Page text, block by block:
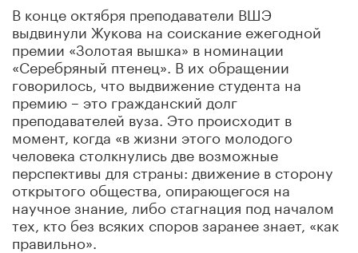
В конце октября преподаватели ВШЭ
выдвинули Жукова на соискание ежегодной
премии «Золотая вышка» в номинации
«Серебряный птенец». В их обращении
говорилось, что выдвижение студента на
премию – это гражданский долг
преподавателей вуза. Это происходит в
момент, когда «в жизни этого молодого
человека столкнулись две возможные
перспективы для страны: движение в сторону
открытого общества, опирающегося на
научное знание, либо стагнация под началом
тех, кто без всяких споров заранее знает, «как
правильно».